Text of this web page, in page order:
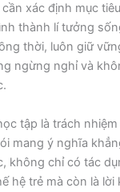
xác định mục
thành lí tưởng
thời, luôn giữ
ngừng nghỉ và
tập là trách
mang ý nghĩa
không chỉ có tác
hệ trẻ mà còn là lời